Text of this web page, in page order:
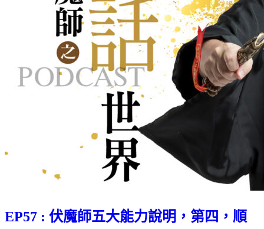
EP57 : 伏魔師五大能力說明，第四，順